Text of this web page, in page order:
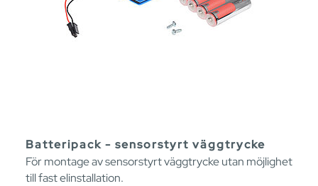
Batteripack - sensorstyrt väggtrycke
För montage av sensorstyrt väggtrycke utan möjlighet
till fast elinstallation.